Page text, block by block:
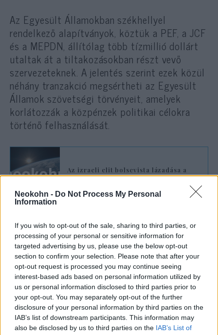
Neokohn - Do Not Process My Personal
Information
If you wish to opt-out of the sale, sharing to third parties, or
processing of your personal or sensitive information for
targeted advertising by us, please use the below opt-out
section to confirm your selection. Please note that after your
opt-out request is processed you may continue seeing
interest-based ads based on personal information utilized by
us or personal information disclosed to third parties prior to
your opt-out. You may separately opt-out of the further
disclosure of your personal information by third parties on the
IAB’s list of downstream participants. This information may
also be disclosed by us to third parties on the IAB’s List of
Az Egyesült Államokban székhellyel
rendelkező alapítványok, köztük a PEF, a JCF
és a MEPDN, állítólag több tízmillió dollárt
utaltak át a tiltakozásokban részt vevő
szervezeteknek. A jelentés szerint ezek közül
néhány tranzakció megsértheti az Egyesült
Államok szövetségi törvényeit, amelyek
korlátozzák a közpénzek politikai célokra
történő felhasználását.
Az izraeli elit bolsevista lázadása a
demokrácia ellen
Tagadásba burkolóznak az
érintettek
ABlue and White Futuretagadta a vádakat,
kijelentve: „Semmi kormányzati szerv, sem
amerikai, sem más, soha nem adományozott
nekünk, sem közvetlenül, sem közvetve.
Minden adományunk és tevékenységünk teljes
mértékben átlátható, bejelentett és a törvény